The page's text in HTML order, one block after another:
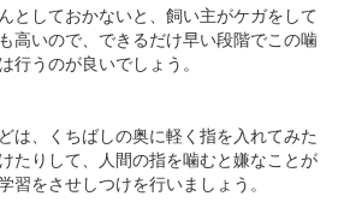
としておかないと、飼い主がケガをして
高いので、できるだけ早い段階でこの噛
行うのが良いでしょう。
は、くちばしの奥に軽く指を入れてみた
たりして、人間の指を噛むと嫌なことが
習をさせしつけを行いましょう。